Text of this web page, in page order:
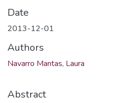
Date
2013-12-01
Authors
Navarro Mantas, Laura
Abstract